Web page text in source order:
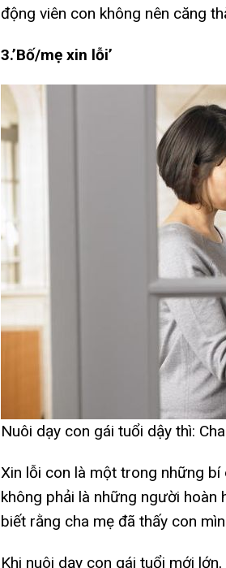
động viên con không nên căng
3.’Bố/mẹ xin lỗi’
Nuôi dạy con gái tuổi dậy thì:
Xin lỗi con là một trong những
không phải là những người hoàn
biết rằng cha mẹ đã thấy con
Khi nuôi dạy con gái tuổi mới